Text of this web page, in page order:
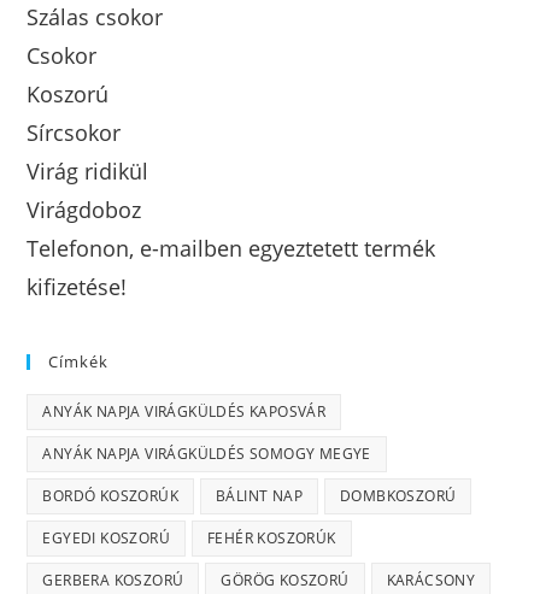
Szálas csokor
Csokor
Koszorú
Sírcsokor
Virág ridikül
Virágdoboz
Telefonon, e-mailben egyeztetett termék
kifizetése!
Címkék
ANYÁK NAPJA VIRÁGKÜLDÉS KAPOSVÁR
ANYÁK NAPJA VIRÁGKÜLDÉS SOMOGY MEGYE
BORDÓ KOSZORÚK BÁLINT NAP DOMBKOSZORÚ
EGYEDI KOSZORÚ FEHÉR KOSZORÚK
GERBERA KOSZORÚ GÖRÖG KOSZORÚ KARÁCSONY